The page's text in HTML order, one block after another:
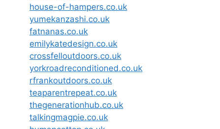
house-of-hampers.co.uk
yumekanzashi.co.uk
fatnanas.co.uk
emilykatedesign.co.uk
crossfelloutdoors.co.uk
yorkroadreconditioned.co.uk
rfrankoutdoors.co.uk
teaparentrepeat.co.uk
thegenerationhub.co.uk
talkingmagpie.co.uk